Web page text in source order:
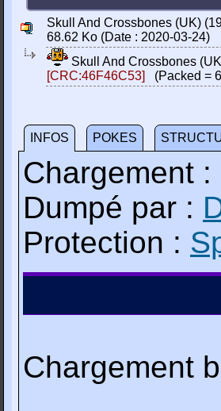
Skull And Crossbones (UK)
68.62 Ko (Date : 2020-03-24)
Skull And Crossbones
[CRC:46F46C53]
(Packed =
INFOS POKES
Chargement
Dumpé par :
Protection :
Chargement